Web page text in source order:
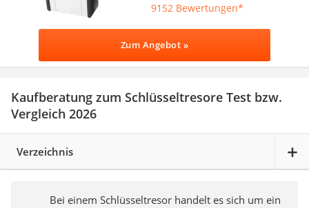
9152 Bewertungen
Zum Angebot »
Kaufberatung zum Schlüsseltresore Test bzw.
Vergleich 2026
Verzeichnis
Bei einem Schlüsseltresor handelt es sich um ein